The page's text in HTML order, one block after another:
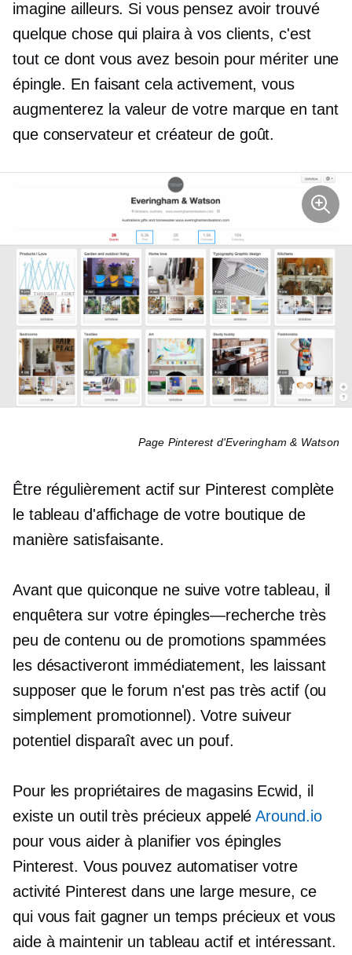
imagine ailleurs. Si vous pensez avoir trouvé
quelque chose qui plaira à vos clients, c'est
tout ce dont vous avez besoin pour mériter une
épingle. En faisant cela activement, vous
augmenterez la valeur de votre marque en tant
que conservateur et créateur de goût.
Page Pinterest d'Everingham & Watson
Être régulièrement actif sur Pinterest complète
le tableau d'affichage de votre boutique de
manière satisfaisante.
Avant que quiconque ne suive votre tableau, il
enquêtera sur votre épingles—recherche très
peu de contenu ou de promotions spammées
les désactiveront immédiatement, les laissant
supposer que le forum n'est pas très actif (ou
simplement promotionnel). Votre suiveur
potentiel disparaît avec un pouf.
Pour les propriétaires de magasins Ecwid, il
existe un outil très précieux appeléAround.io
pour vous aider à planifier vos épingles
Pinterest. Vous pouvez automatiser votre
activité Pinterest dans une large mesure, ce
qui vous fait gagner un temps précieux et vous
aide à maintenir un tableau actif et intéressant.